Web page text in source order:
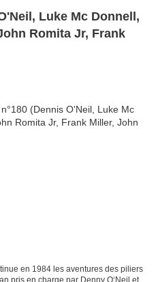
Luke Mc Donnell,
Romita Jr, Frank
en 1984 les aventures des piliers
pris en charge par Denny O‘Neil et